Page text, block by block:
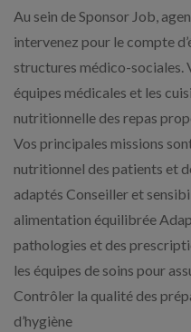
Au sein de Sponsor Job,
intervenez pour le compte
structures médico-sociales.
équipes médicales et les
nutritionnelle des repas
Vos principales missions
nutritionnel des patients et
adaptés Conseiller et
alimentation équilibrée
pathologies et des
les équipes de soins pour
Contrôler la qualité des
d’hygiène